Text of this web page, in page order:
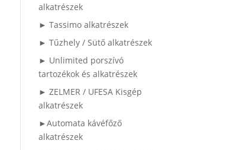
alkatrészek
► Tassimo alkatrészek
► Tűzhely / Sütő alkatrészek
► Unlimited porszívó
tartozékok és alkatrészek
► ZELMER / UFESA Kisgép
alkatrészek
►Automata kávéfőző
alkatrészek